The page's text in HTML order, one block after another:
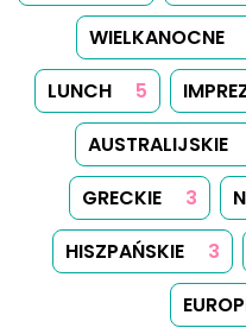
WIELKANOCNE
LUNCH
5
AUSTRALIJSKIE
GRECKIE
3
HISZPAŃSKIE
3